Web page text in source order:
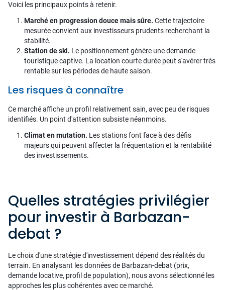
Voici les principaux points à retenir.
Marché en progression douce mais sûre. Cette trajectoire
mesurée convient aux investisseurs prudents recherchant la
stabilité.
Station de ski. Le positionnement génère une demande
touristique captive. La location courte durée peut s'avérer très
rentable sur les périodes de haute saison.
Les risques à connaître
Ce marché affiche un profil relativement sain, avec peu de risques
identifiés. Un point d'attention subsiste néanmoins.
Climat en mutation. Les stations font face à des défis
majeurs qui peuvent affecter la fréquentation et la rentabilité
des investissements.
Quelles stratégies privilégier
pour investir à Barbazan-
debat ?
Le choix d'une stratégie d'investissement dépend des réalités du
terrain. En analysant les données de Barbazan-debat (prix,
demande locative, profil de population), nous avons sélectionné les
approches les plus cohérentes avec ce marché.